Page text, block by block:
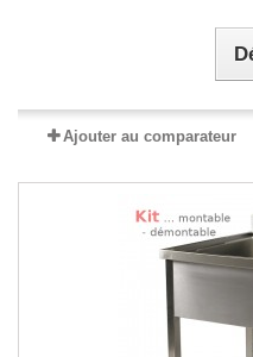
Ajouter au comparateur